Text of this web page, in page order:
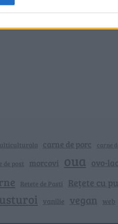
carne de porc carne
de post morcovi oua ovo-
Retete de Pasti Rețete cu
usturoi vanilie vegan web